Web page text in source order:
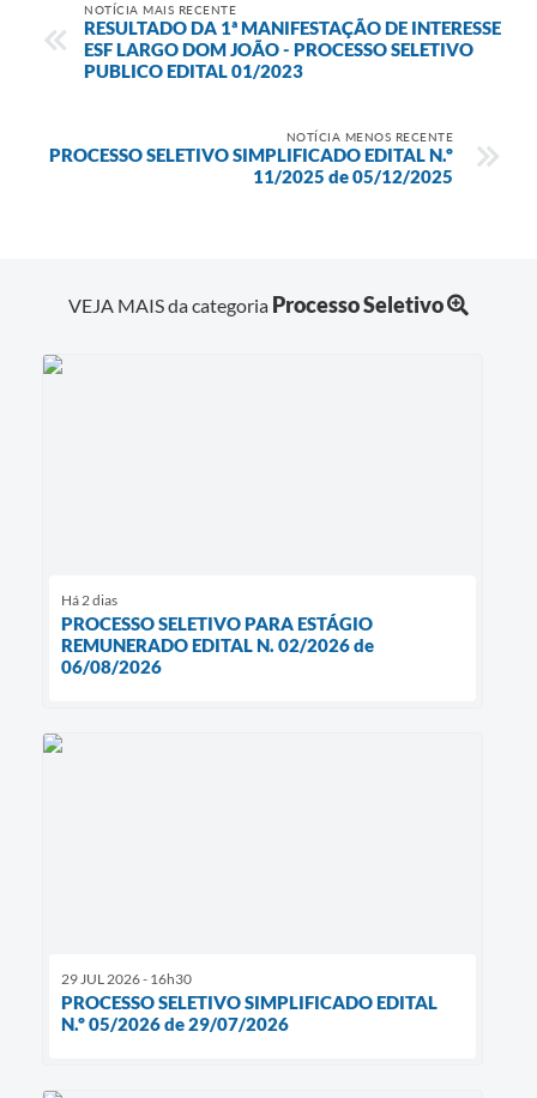
NOTÍCIA MAIS RECENTE
RESULTADO DA 1ª MANIFESTAÇÃO DE INTERESSE
ESF LARGO DOM JOÃO - PROCESSO SELETIVO
PUBLICO EDITAL 01/2023
NOTÍCIA MENOS RECENTE
PROCESSO SELETIVO SIMPLIFICADO EDITAL N.º
11/2025 de 05/12/2025
VEJA MAIS da categoria Processo Seletivo
Há 2 dias
PROCESSO SELETIVO PARA ESTÁGIO
REMUNERADO EDITAL N. 02/2026 de
06/08/2026
29 JUL 2026 - 16h30
PROCESSO SELETIVO SIMPLIFICADO EDITAL
N.º 05/2026 de 29/07/2026